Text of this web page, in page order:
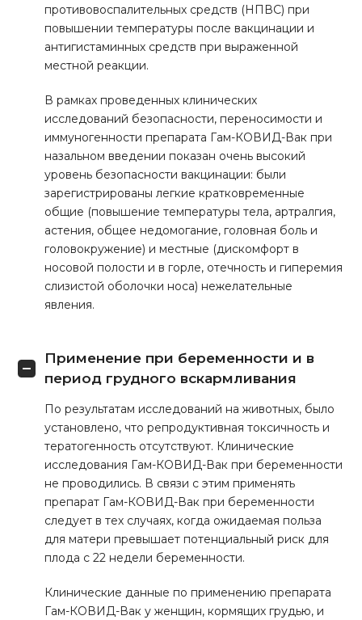
противовоспалительных средств (НПВС) при
повышении температуры после вакцинации и
антигистаминных средств при выраженной
местной реакции.
В рамках проведенных клинических
исследований безопасности, переносимости и
иммуногенности препарата Гам-КОВИД-Вак при
назальном введении показан очень высокий
уровень безопасности вакцинации: были
зарегистрированы легкие кратковременные
общие (повышение температуры тела, артралгия,
астения, общее недомогание, головная боль и
головокружение) и местные (дискомфорт в
носовой полости и в горле, отечность и гиперемия
слизистой оболочки носа) нежелательные
явления.
Применение при беременности и в
период грудного вскармливания
По результатам исследований на животных, было
установлено, что репродуктивная токсичность и
тератогенность отсутствуют. Клинические
исследования Гам-КОВИД-Вак при беременности
не проводились. В связи с этим применять
препарат Гам-КОВИД-Вак при беременности
следует в тех случаях, когда ожидаемая польза
для матери превышает потенциальный риск для
плода с 22 недели беременности.
Клинические данные по применению препарата
Гам-КОВИД-Вак у женщин, кормящих грудью, и